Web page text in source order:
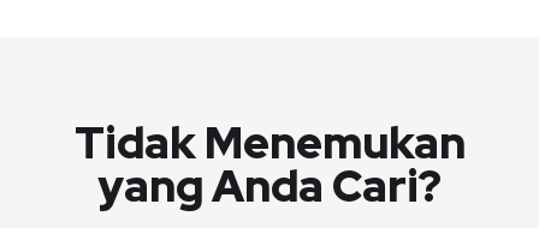
Tidak Menemukan
yang Anda Cari?